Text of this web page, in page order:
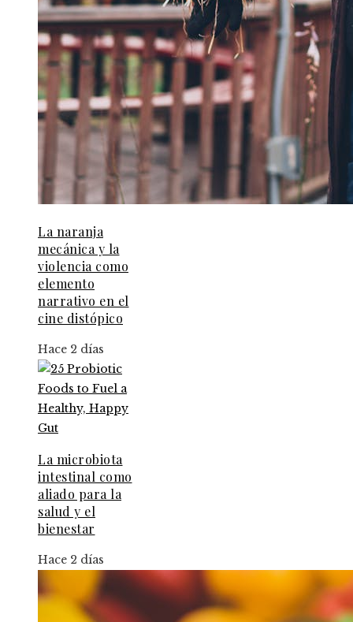
La naranja
mecánica y la
violencia como
elemento
narrativo en el
cine distópico
Hace 2 días
La microbiota
intestinal como
aliado para la
salud y el
bienestar
Hace 2 días